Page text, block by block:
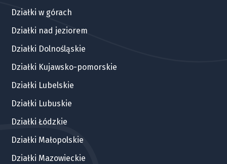
Działki w górach
Działki nad jeziorem
Działki Dolnośląskie
Działki Kujawsko-pomorskie
Działki Lubelskie
Działki Lubuskie
Działki Łódzkie
Działki Małopolskie
Działki Mazowieckie